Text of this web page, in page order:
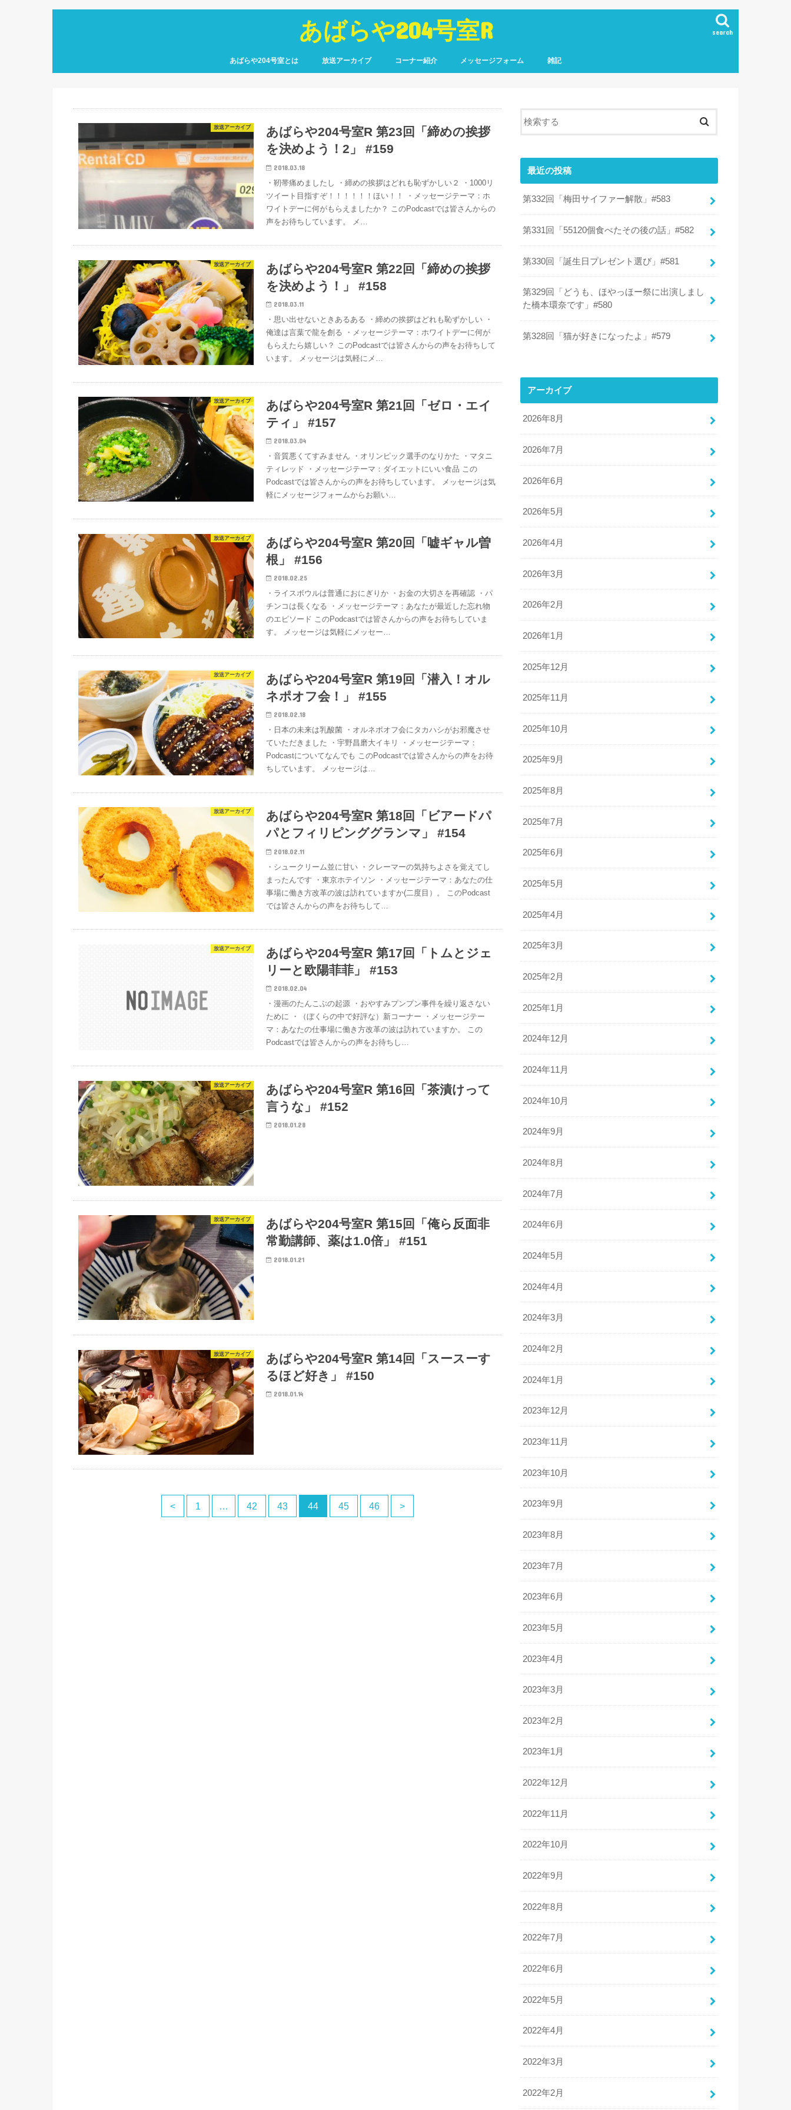
あばらや204号室R search
あばらや204号室とは 放送アーカイブ コーナー紹介 メッセージフォーム 雑記
放送アーカイブ
あばらや204号室R 第23回「締めの挨拶
を決めよう！2」 #159
2018.03.18
・靭帯痛めましたし ・締めの挨拶はどれも恥ずかしい２ ・1000リ
ツイート目指すぞ！！！！！！ほい！！ ・メッセージテーマ：ホ
ワイトデーに何がもらえましたか？ このPodcastでは皆さんからの
声をお待ちしています。 メ…
放送アーカイブ
あばらや204号室R 第22回「締めの挨拶
を決めよう！」 #158
2018.03.11
・思い出せないときあるある ・締めの挨拶はどれも恥ずかしい ・
俺達は言葉で龍を創る ・メッセージテーマ：ホワイトデーに何が
もらえたら嬉しい？ このPodcastでは皆さんからの声をお待ちして
います。 メッセージは気軽にメ…
放送アーカイブ
あばらや204号室R 第21回「ゼロ・エイ
ティ」 #157
2018.03.04
・音質悪くてすみません ・オリンピック選手のなりかた ・マタニ
ティレッド ・メッセージテーマ：ダイエットにいい食品 この
Podcastでは皆さんからの声をお待ちしています。 メッセージは気
軽にメッセージフォームからお願い…
放送アーカイブ
あばらや204号室R 第20回「嘘ギャル曽
根」 #156
2018.02.25
・ライスボウルは普通におにぎりか ・お金の大切さを再確認 ・パ
チンコは長くなる ・メッセージテーマ：あなたが最近した忘れ物
のエピソード このPodcastでは皆さんからの声をお待ちしていま
す。 メッセージは気軽にメッセー…
放送アーカイブ
あばらや204号室R 第19回「潜入！オル
ネポオフ会！」 #155
2018.02.18
・日本の未来は乳酸菌 ・オルネポオフ会にタカハシがお邪魔させ
ていただきました ・宇野昌磨大イキリ ・メッセージテーマ：
Podcastについてなんでも このPodcastでは皆さんからの声をお待
ちしています。 メッセージは…
放送アーカイブ
あばらや204号室R 第18回「ビアードパ
パとフィリピンググランマ」 #154
2018.02.11
・シュークリーム並に甘い ・クレーマーの気持ちよさを覚えてし
まったんです ・東京ホテイソン ・メッセージテーマ：あなたの仕
事場に働き方改革の波は訪れていますか(二度目）。 このPodcast
では皆さんからの声をお待ちして…
放送アーカイブ
あばらや204号室R 第17回「トムとジェ
リーと欧陽菲菲」 #153
2018.02.04
・漫画のたんこぶの起源 ・おやすみプンプン事件を繰り返さない
ために ・（ぼくらの中で好評な）新コーナー ・メッセージテー
マ：あなたの仕事場に働き方改革の波は訪れていますか。 この
Podcastでは皆さんからの声をお待ちし…
放送アーカイブ
あばらや204号室R 第16回「茶漬けって
言うな」 #152
2018.01.28
放送アーカイブ
あばらや204号室R 第15回「俺ら反面非
常勤講師、薬は1.0倍」 #151
2018.01.21
放送アーカイブ
あばらや204号室R 第14回「スースーす
るほど好き」 #150
2018.01.14
< 1 … 42 43 44 45 46 >
最近の投稿
第332回「梅田サイファー解散」#583
第331回「55120個食べたその後の話」#582
第330回「誕生日プレゼント選び」#581
第329回「どうも、ほやっほー祭に出演しまし
た橋本環奈です」#580
第328回「猫が好きになったよ」#579
アーカイブ
2026年8月
2026年7月
2026年6月
2026年5月
2026年4月
2026年3月
2026年2月
2026年1月
2025年12月
2025年11月
2025年10月
2025年9月
2025年8月
2025年7月
2025年6月
2025年5月
2025年4月
2025年3月
2025年2月
2025年1月
2024年12月
2024年11月
2024年10月
2024年9月
2024年8月
2024年7月
2024年6月
2024年5月
2024年4月
2024年3月
2024年2月
2024年1月
2023年12月
2023年11月
2023年10月
2023年9月
2023年8月
2023年7月
2023年6月
2023年5月
2023年4月
2023年3月
2023年2月
2023年1月
2022年12月
2022年11月
2022年10月
2022年9月
2022年8月
2022年7月
2022年6月
2022年5月
2022年4月
2022年3月
2022年2月